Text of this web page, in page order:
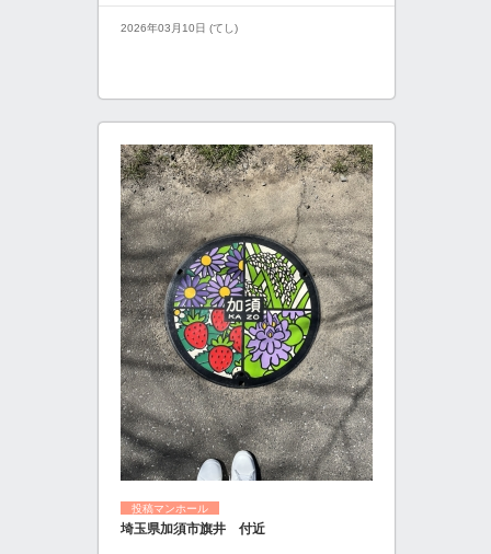
2026年03月10日 (てし)
投稿マンホール
埼玉県加須市旗井 付近